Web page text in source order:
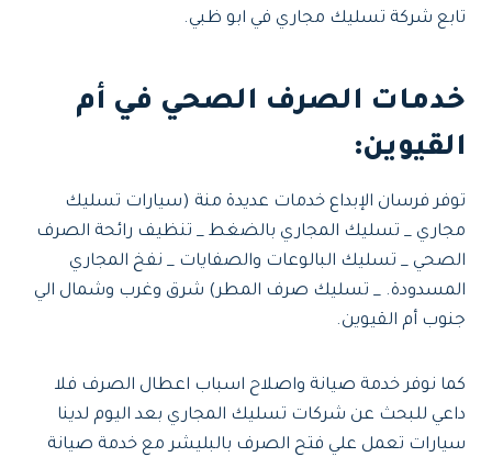
تابع شركة تسليك مجاري في ابو ظبي.
خدمات الصرف الصحي في أم
القيوين:
توفر فرسان الإبداع خدمات عديدة منة (سيارات تسليك
مجاري _ تسليك المجاري بالضغط _ تنظيف رائحة الصرف
الصحي _ تسليك البالوعات والصفايات _ نفخ المجاري
المسدودة. _ تسليك صرف المطر) شرق وغرب وشمال الي
جنوب أم القيوين.
كما نوفر خدمة صيانة واصلاح اسباب اعطال الصرف فلا
داعي للبحث عن شركات تسليك المجاري بعد اليوم لدينا
سيارات تعمل علي فتح الصرف بالبليشر مع خدمة صيانة